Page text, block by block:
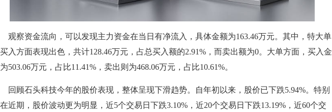
察资金流向，可以发现主力资金在当日有净流入，具体金额为163.46万元。其中，特大单
入方面表现出色，共计128.46万元，占总买入额的2.91%，而卖出额为0。大单方面，买入金
503.06万元，占比11.41%，卖出则为468.06万元，占比10.61%。
顾石头科技今年的股价表现，整体呈现下滑趋势。自年初以来，股价已下跌5.94%。特别
近期，股价波动更为明显，近5个交易日下跌3.10%，近20个交易日下跌13.19%，近60个交